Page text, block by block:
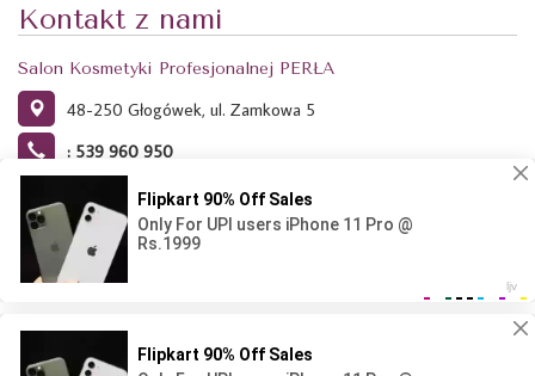
Kontakt z nami
Salon Kosmetyki Profesjonalnej PERŁA
48-250 Głogówek, ul. Zamkowa 5
: 539 960 950
Ta strona używa plików Cookies. Dowiedz się więcej o celu ich
używania i możliwości zmiany ustawień Cookies w przeglądarce.
Projekt i wykonanie: Agencja Reklamowa RAVEN - 2024